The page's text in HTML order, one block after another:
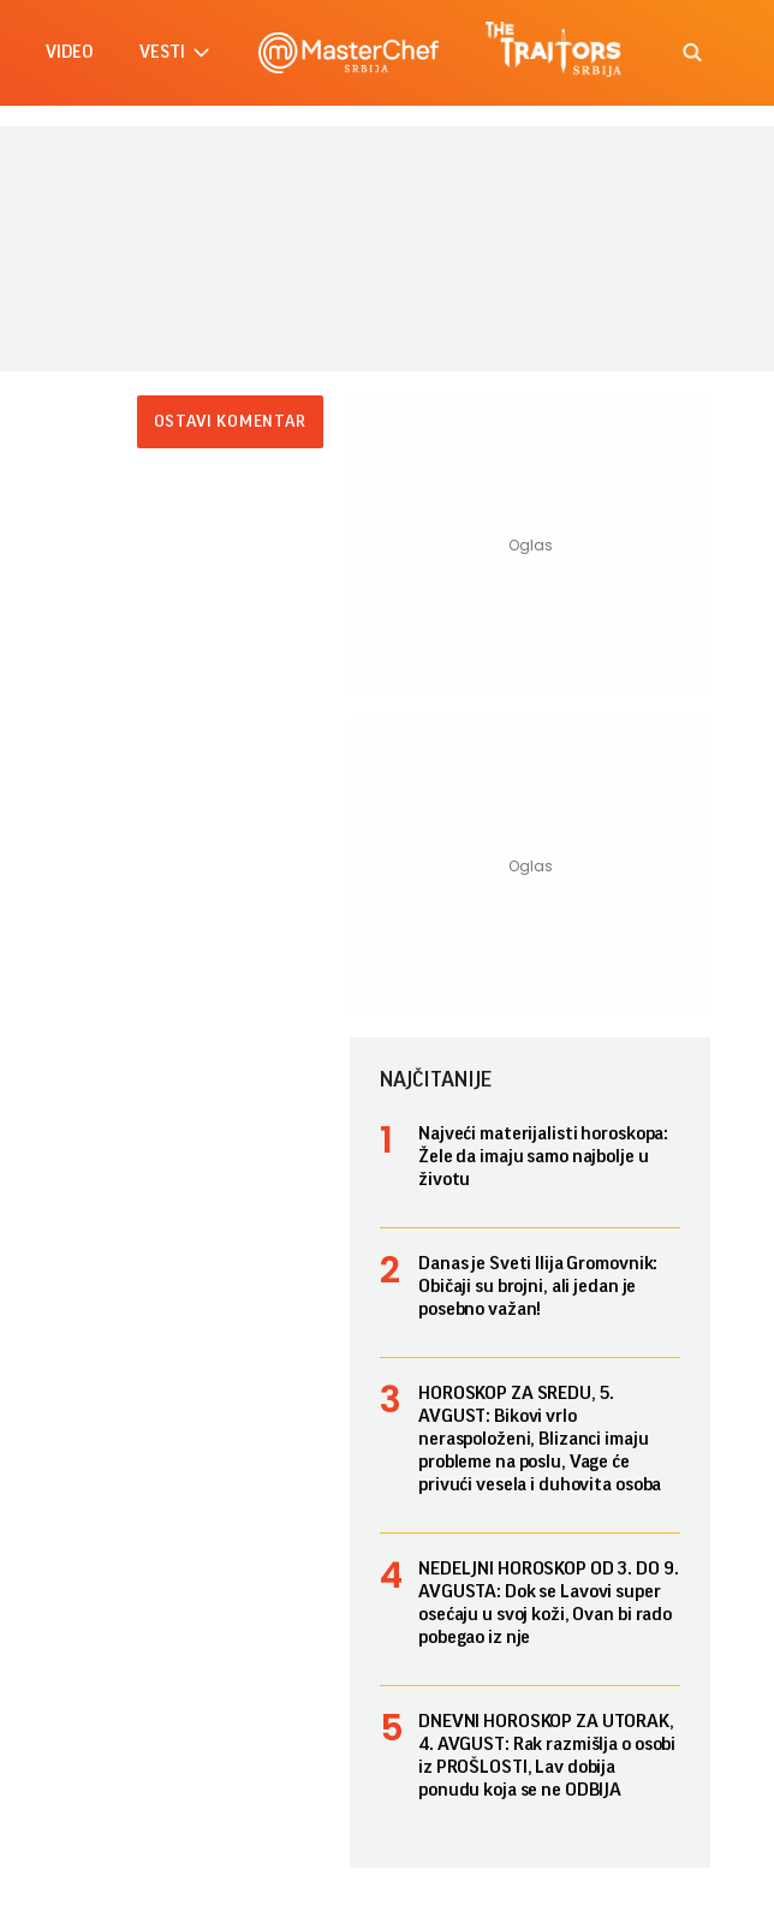
VIDEO VESTI
OSTAVI KOMENTAR
NAJČITANIJE
Najveći materijalisti horoskopa:
Žele da imaju samo najbolje u
životu
Danas je Sveti Ilija Gromovnik:
Običaji su brojni, ali jedan je
posebno važan!
HOROSKOP ZA SREDU, 5.
AVGUST: Bikovi vrlo
neraspoloženi, Blizanci imaju
probleme na poslu, Vage će
privući vesela i duhovita osoba
NEDELJNI HOROSKOP OD 3. DO 9.
AVGUSTA: Dok se Lavovi super
osećaju u svoj koži, Ovan bi rado
pobegao iz nje
DNEVNI HOROSKOP ZA UTORAK,
4. AVGUST: Rak razmišlja o osobi
iz PROŠLOSTI, Lav dobija
ponudu koja se ne ODBIJA